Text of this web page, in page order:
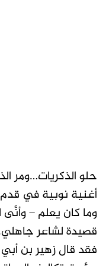
حلو الذكريات…ومر
أغنية نوبية في
وما كان يعلم –
قصيدة لشاعر
فقد قال زهير بن